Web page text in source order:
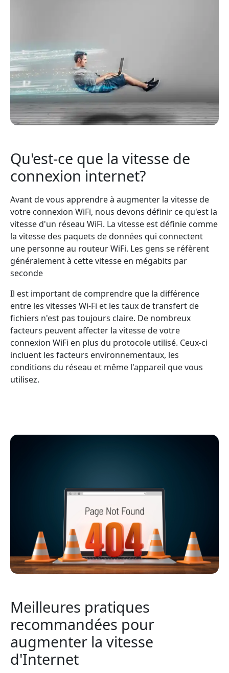
Qu'est-ce que la vitesse de
connexion internet?
Avant de vous apprendre à augmenter la vitesse de
votre connexion WiFi, nous devons définir ce qu'est la
vitesse d'un réseau WiFi. La vitesse est définie comme
la vitesse des paquets de données qui connectent
une personne au routeur WiFi. Les gens se réfèrent
généralement à cette vitesse en mégabits par
seconde
Il est important de comprendre que la différence
entre les vitesses Wi-Fi et les taux de transfert de
fichiers n'est pas toujours claire. De nombreux
facteurs peuvent affecter la vitesse de votre
connexion WiFi en plus du protocole utilisé. Ceux-ci
incluent les facteurs environnementaux, les
conditions du réseau et même l'appareil que vous
utilisez.
Meilleures pratiques
recommandées pour
augmenter la vitesse
d'Internet